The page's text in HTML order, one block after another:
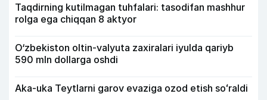
Taqdirning kutilmagan tuhfalari: tasodifan mashhur
rolga ega chiqqan 8 aktyor
O‘zbekiston oltin-valyuta zaxiralari iyulda qariyb
590 mln dollarga oshdi
Aka-uka Teytlarni garov evaziga ozod etish soʻraldi